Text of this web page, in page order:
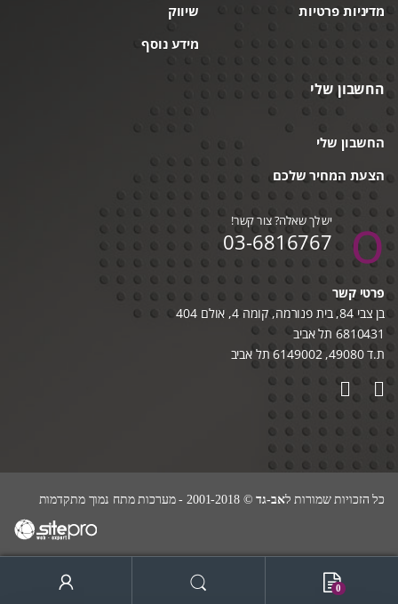
מדיניות פרטיות
שיווק
מידע נוסף
החשבון שלי
החשבון שלי
הצעת המחיר שלכם
יש לך שאלה? צור קשר!
03-6816767
פרטי קשר
בן צבי 84, בית פנורמה, קומה 4, אולם 404
6810431 תל אביב
ת.ד 49080, 6149002 תל אביב
כל הזכויות שמורות לאב-גד© 2001-2018 - מערכות מתח נמוך מתקדמות
0